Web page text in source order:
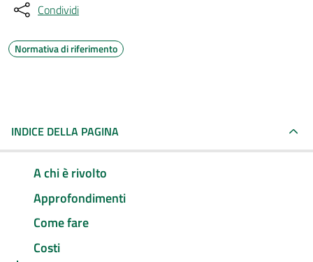
Condividi
Normativa di riferimento
INDICE DELLA PAGINA
A chi è rivolto
Approfondimenti
Come fare
Costi